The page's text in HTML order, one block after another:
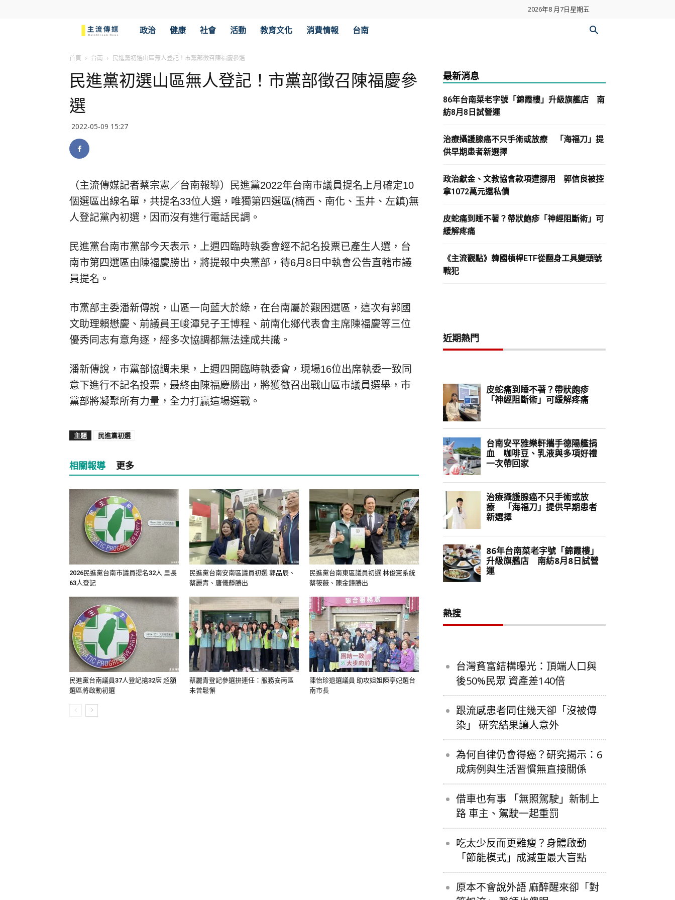
2026年8 月7日星期五
流
傳
政治 健康 社會 活動 教育文化 消費情報 台南
首頁 台南 民進黨初選山區無人登記！市黨部徵召陳福慶參選
民進黨初選山區無人登記！市黨部徵召陳福慶參
選
2022-05-09 15:27
（主流傳媒記者蔡宗憲／台南報導）民進黨2022年台南市議員提名上月確定10
個選區出線名單，共提名33位人選，唯獨第四選區(楠西、南化、玉井、左鎮)無
人登記黨內初選，因而沒有進行電話民調。
民進黨台南市黨部今天表示，上週四臨時執委會經不記名投票已產生人選，台
南市第四選區由陳福慶勝出，將提報中央黨部，待6月8日中執會公告直轄市議
員提名。
市黨部主委潘新傳說，山區一向藍大於綠，在台南屬於艱困選區，這次有郭國
文助理賴懋慶、前議員王峻潭兒子王博程、前南化鄉代表會主席陳福慶等三位
優秀同志有意角逐，經多次協調都無法達成共識。
潘新傳說，市黨部協調未果，上週四開臨時執委會，現場16位出席執委一致同
意下進行不記名投票，最終由陳福慶勝出，將獲徵召出戰山區市議員選舉，市
黨部將凝聚所有力量，全力打贏這場選戰。
主題 民進黨初選
相關報導 更多
2026民進黨台南市議員提名32人 里長
63人登記
民進黨台南安南區議員初選 郭品辰、
蔡麗青、唐儀靜勝出
民進黨台南東區議員初選 林俊憲系統
蔡筱薇、陳金鐘勝出
民進黨台南議員37人登記搶32席 超額
選區將啟動初選
蔡麗青登記參選拚連任：服務安南區
未曾鬆懈
陳怡珍退選議員 助攻姐姐陳亭妃選台
南市長
最新消息
86年台南菜老字號「錦霞樓」升級旗艦店 南
紡8月8日試營運
治療攝護腺癌不只手術或放療 「海福刀」提
供早期患者新選擇
政治獻金、文教協會款項遭挪用 郭信良被控
拿1072萬元還私債
皮蛇痛到睡不著？帶狀皰疹「神經阻斷術」可
緩解疼痛
《主流觀點》韓國槓桿ETF從翻身工具變頭號
戰犯
近期熱門
熱搜
台灣貧富結構曝光：頂端人口與
後50%民眾 資產差140倍
跟流感患者同住幾天卻「沒被傳
染」 研究結果讓人意外
為何自律仍會得癌？研究揭示：6
成病例與生活習慣無直接關係
借車也有事 「無照駕駛」新制上
路 車主、駕駛一起重罰
吃太少反而更難瘦？身體啟動
「節能模式」成減重最大盲點
原本不會說外語 麻醉醒來卻「對